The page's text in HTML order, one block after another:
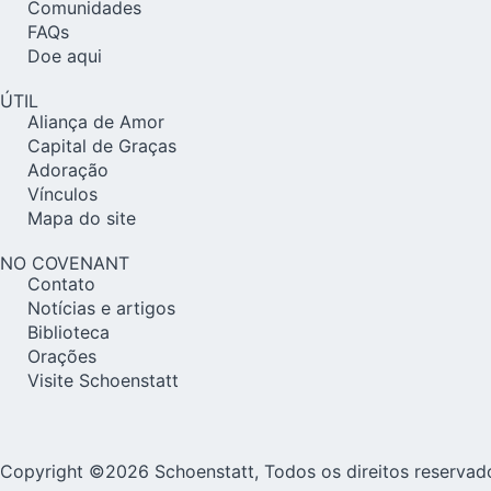
Comunidades
FAQs
Doe aqui
ÚTIL
Aliança de Amor
Capital de Graças
Adoração
Vínculos
Mapa do site
NO COVENANT
Contato
Notícias e artigos
Biblioteca
Orações
Visite Schoenstatt
Copyright ©2026 Schoenstatt, Todos os direitos